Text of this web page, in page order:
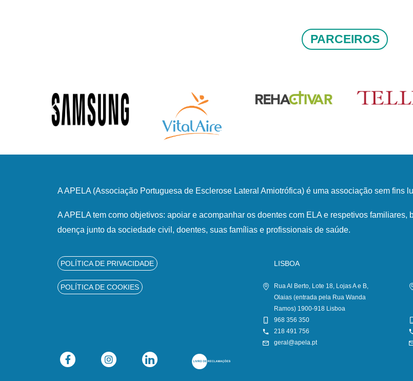
PARCEIROS
A APELA (Associação Portuguesa de Esclerose Lateral Amiotrófica) é uma associação sem fins
A APELA tem como objetivos: apoiar e acompanhar os doentes com ELA e respetivos familiares,
doença junto da sociedade civil, doentes, suas famílias e profissionais de saúde.
POLÍTICA DE PRIVACIDADE
POLÍTICA DE COOKIES
LISBOA
Rua Al Berto, Lote 18, Lojas A e B,
Olaias (entrada pela Rua Wanda
Ramos) 1900-918 Lisboa
968 356 350
218 491 756
geral@apela.pt